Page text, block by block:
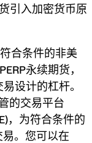
引入加密货币原
符合条件的非美
永续期货，
设计的杠杆。
的交易平台
，为符合条件的
易。您可以在